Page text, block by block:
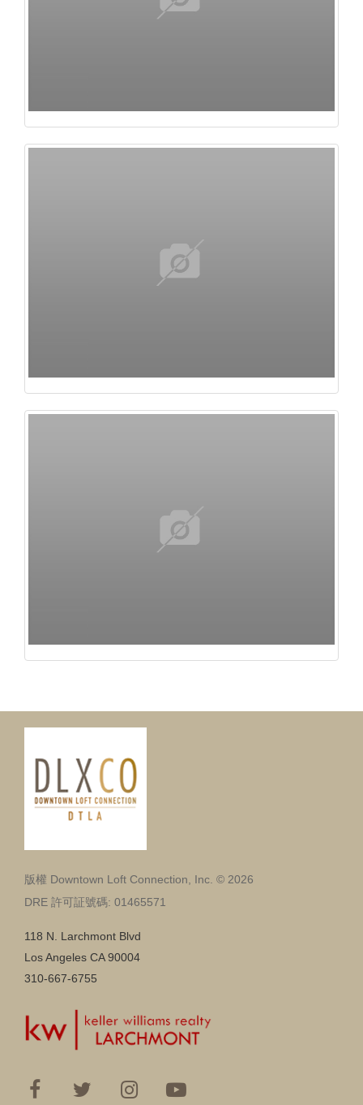
版權 Downtown Loft Connection, Inc. © 2026
DRE 許可証號碼: 01465571
118 N. Larchmont Blvd
Los Angeles CA 90004
310-667-6755